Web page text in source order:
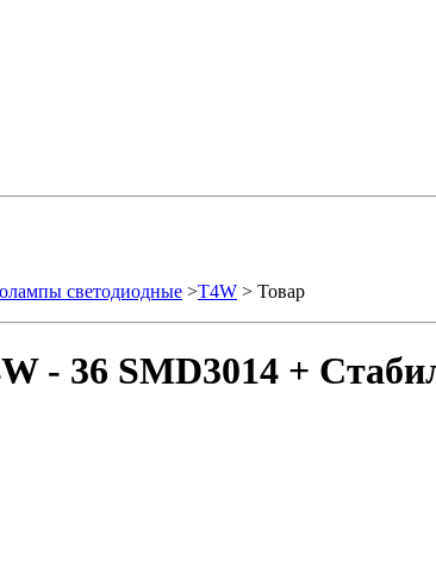
светодиодные >T4W > Товар
- 36 SMD3014 +